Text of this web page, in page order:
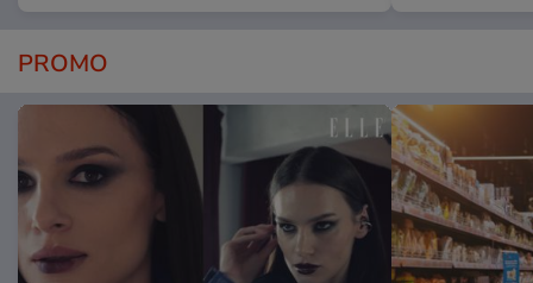
PROMO